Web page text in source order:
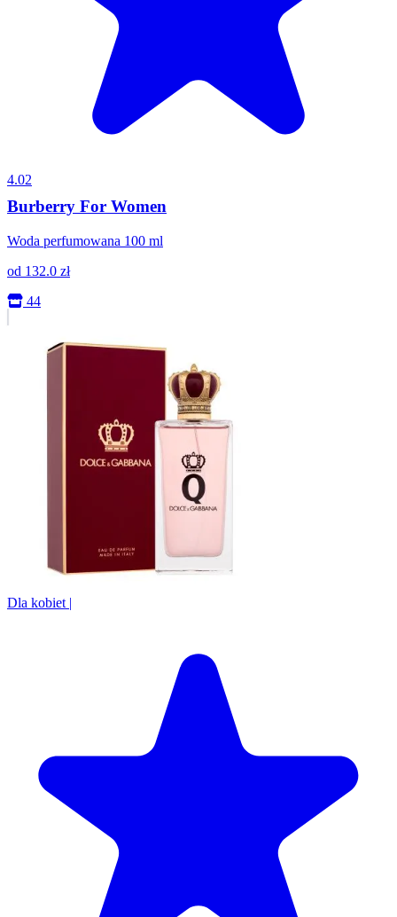
4.02
Burberry For Women
Woda perfumowana 100 ml
od 132.0 zł
44
Dla kobiet |